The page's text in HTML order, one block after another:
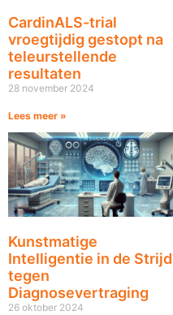
CardinALS-trial
vroegtijdig gestopt na
teleurstellende
resultaten
28 november 2024
Lees meer »
Kunstmatige
Intelligentie in de Strijd
tegen
Diagnosevertraging
26 oktober 2024